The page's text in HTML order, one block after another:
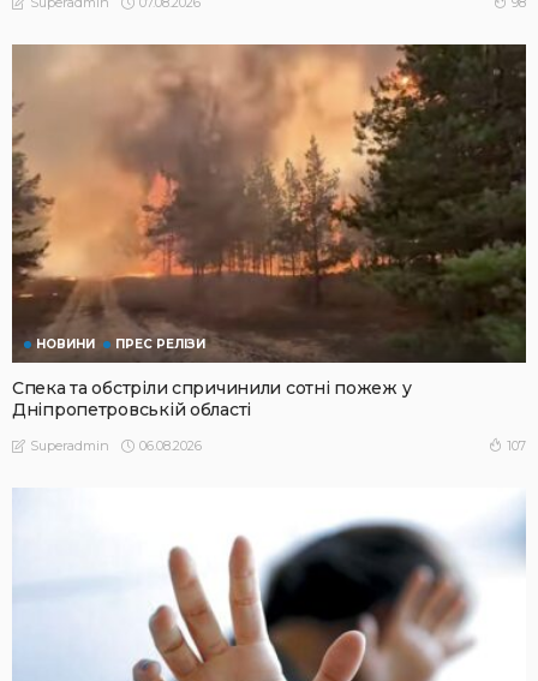
НОВИНИ ПРЕС РЕЛІЗИ
Спека та обстріли спричинили сотні пожеж у
Дніпропетровській області
Superadmin 06.08.2026 107